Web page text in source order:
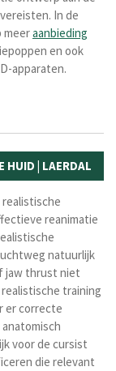
In de
meeraanbieding
en ook
apparaten.
HUID | LAERDAL
reanimatie
natuurlijk
jaw thrust niet
training
er correcte
voor de cursist
die relevant